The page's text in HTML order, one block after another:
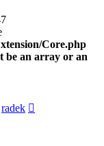
Core.php
be an array or an
radek